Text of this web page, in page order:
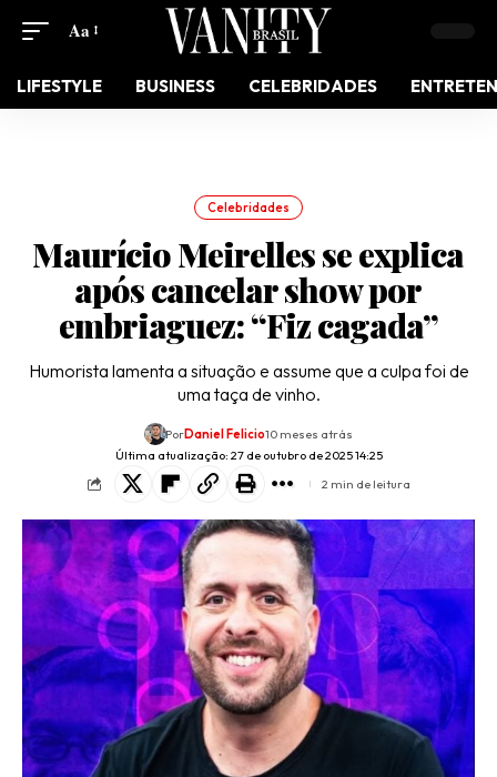
Aa
LIFESTYLE BUSINESS CELEBRIDADES
Celebridades
Maurício Meirelles se explica
após cancelar show por
embriaguez: “Fiz cagada”
Humorista lamenta a situação e assume que a culpa foi de
uma taça de vinho.
Última atualização: 27 de outubro de 2025 14:25
PorDaniel Felicio10 meses atrás
2 min de leitura